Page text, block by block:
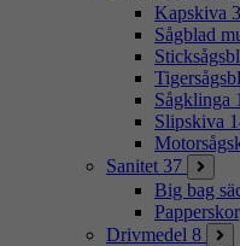
Kapskiva
Sågblad
Sågklinga
Slipskiva
Sanitet 37
Big bag
Drivmedel 8